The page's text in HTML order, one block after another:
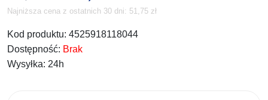
cena
wynosiła:
cena
wynosi:
Najniższa cena z ostatnich 30 dni: 51,75 zł
Kod produktu: 4525918118044
Dostępność: Brak
Wysyłka: 24h